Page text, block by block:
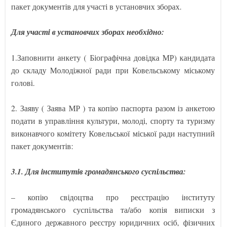
пакет документів для участі в установчих зборах.
Для участі в установчих зборах необхідно:
1.Заповнити анкету ( Біографічна довідка МР) кандидата
до складу Молодіжної ради при Ковельському міському
голові.
2. Заяву ( Заява МР ) та копію паспорта разом із анкетою
подати в управління культури, молоді, спорту та туризму
виконавчого комітету Ковельської міської ради наступний
пакет документів:
3.1. Для інститутів громадянського суспільства:
– копію свідоцтва про реєстрацію інституту
громадянського суспільства та/або копія виписки з
Єдиного державного реєстру юридичних осіб, фізичних